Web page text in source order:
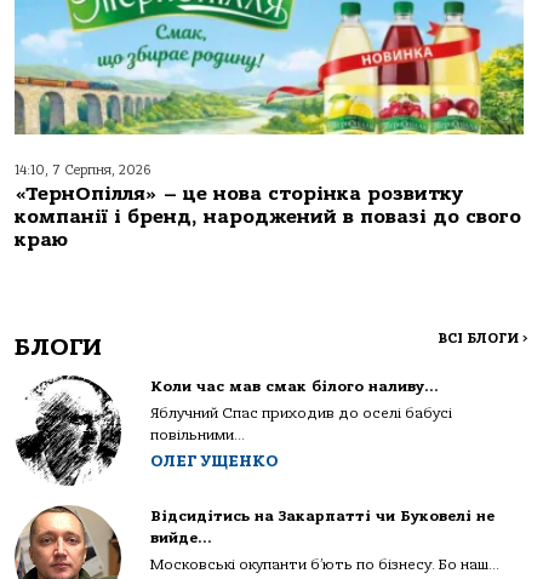
14:10, 7 Серпня, 2026
«ТернОпілля» – це нова сторінка розвитку
компанії і бренд, народжений в повазі до свого
краю
БЛОГИ ВСІ БЛОГИ >
Коли час мав смак білого наливу…
Яблучний Спас приходив до оселі бабусі
повільними...
ОЛЕГ УЩЕНКО
Відсидітись на Закарпатті чи Буковелі не
вийде…
Московські окупанти б’ють по бізнесу. Бо наш...